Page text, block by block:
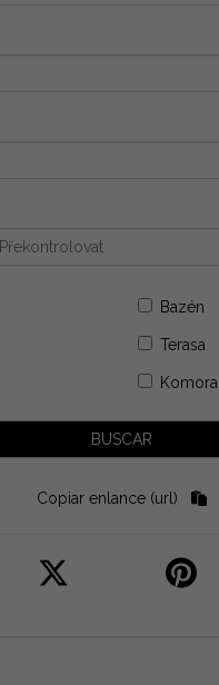
Bazén
Terasa
Komora
Copiar enlance (url)